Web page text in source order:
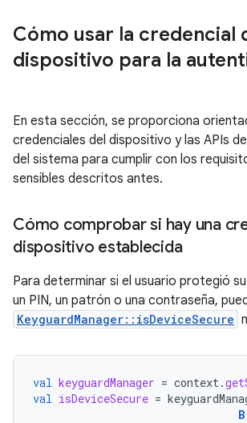
Cómo usar la credencial
dispositivo para la
En esta sección, se proporciona
credenciales del dispositivo y las APIs
del sistema para cumplir con los
sensibles descritos antes.
Cómo comprobar si hay una
dispositivo establecida
Para determinar si el usuario protegió
un PIN, un patrón o una contraseña,
KeyguardManager::isDeviceSecure
val keyguardManager = context.
val isDeviceSecure =